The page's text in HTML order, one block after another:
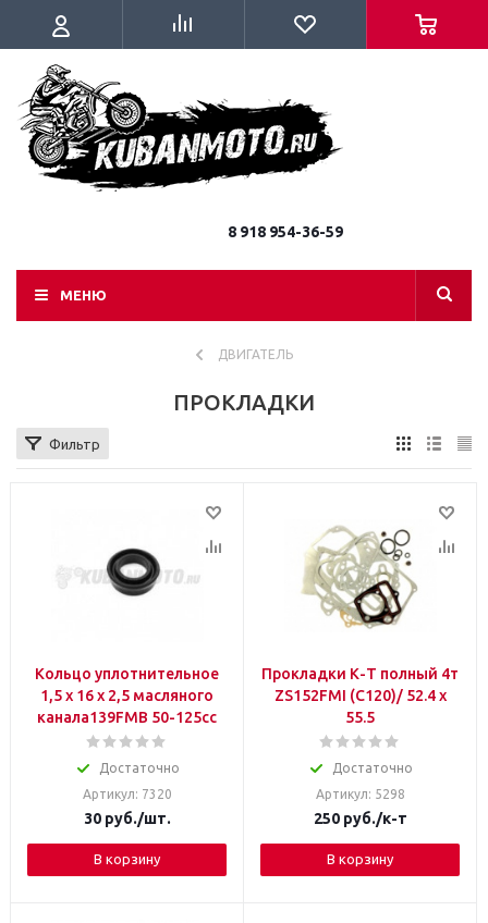
8 918 954-36-59
МЕНЮ
ДВИГАТЕЛЬ
ПРОКЛАДКИ
Фильтр
Кольцо уплотнительное
1,5 х 16 х 2,5 масляного
канала139FMB 50-125сс
Достаточно
Артикул: 7320
30руб./шт.
В корзину
Прокладки К-Т полный 4т
ZS152FMI (C120)/ 52.4 x
55.5
Достаточно
Артикул: 5298
250руб./к-т
В корзину